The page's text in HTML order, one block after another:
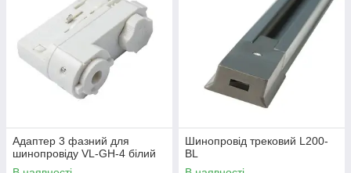
Адаптер 3 фазний для
шинопровіду VL-GH-4 білий
Шинопровід трековий L200-
BL